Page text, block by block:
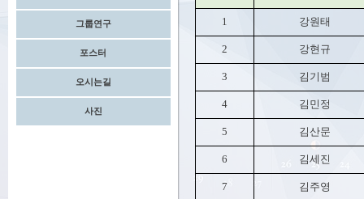
그룹연구
포스터
오시는길
사진
1 강원태
2 강현규
3 김기범
4 김민정
5 김산문
6 김세진
7 김주영